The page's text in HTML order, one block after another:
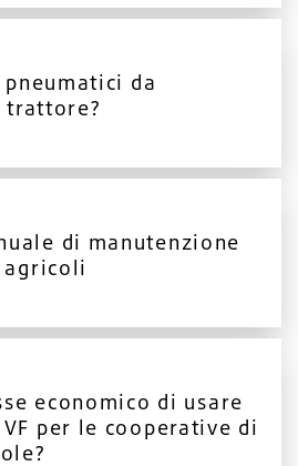
da
di manutenzione
agricoli
economico di usare
per le cooperative di